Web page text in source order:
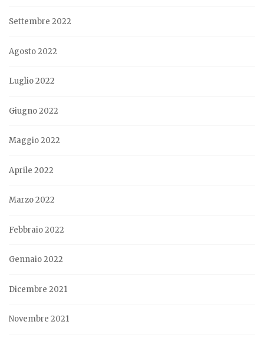
Settembre 2022
Agosto 2022
Luglio 2022
Giugno 2022
Maggio 2022
Aprile 2022
Marzo 2022
Febbraio 2022
Gennaio 2022
Dicembre 2021
Novembre 2021